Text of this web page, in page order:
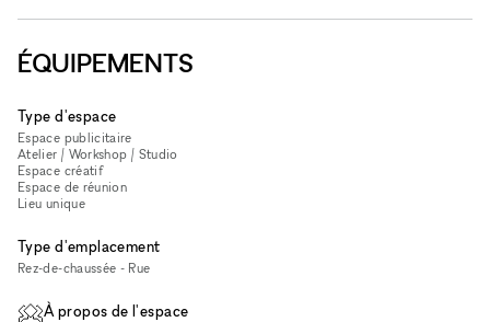
ÉQUIPEMENTS
Type d'espace
Espace publicitaire
Atelier / Workshop / Studio
Espace créatif
Espace de réunion
Lieu unique
Type d'emplacement
Rez-de-chaussée - Rue
À propos de l'espace